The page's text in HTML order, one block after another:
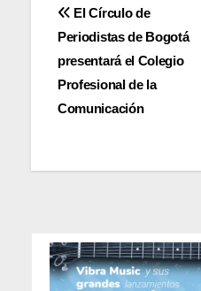
Navegación
de
entradas
El Círculo de
Periodistas de Bogotá
presentará el Colegio
Profesional de la
Comunicación